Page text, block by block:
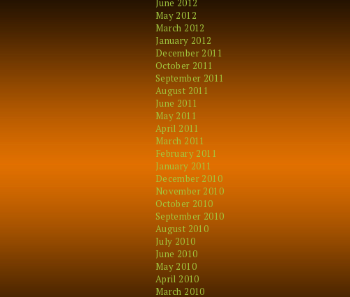
June 2012
May 2012
March 2012
January 2012
December 2011
October 2011
September 2011
August 2011
June 2011
May 2011
April 2011
March 2011
February 2011
January 2011
December 2010
November 2010
October 2010
September 2010
August 2010
July 2010
June 2010
May 2010
April 2010
March 2010